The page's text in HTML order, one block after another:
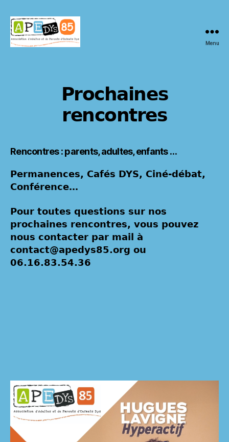
Menu
Prochaines
rencontres
Rencontres : parents, adultes, enfants …
Permanences, Cafés DYS, Ciné-débat,
Conférence…
Pour toutes questions sur nos
prochaines rencontres, vous pouvez
nous contacter par mail à
contact@apedys85.org ou
06.16.83.54.36